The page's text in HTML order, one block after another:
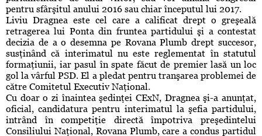
pentru sfârşitul anului 2016 sau chiar începutul lui 2017.
Liviu Dragnea este cel care a calificat drept o greşeală
retragerea lui Ponta din fruntea partidului şi a contestat
decizia de a o desemna pe Rovana Plumb drept succesor,
susţinând că interimatul nu este reglementat în statutul
formaţiunii, iar pasul în spate făcut de premier lasă un loc
gol la vârful PSD. El a pledat pentru tranşarea problemei de
către Comitetul Executiv Naţional.
Cu doar o zi înaintea şedinţei CExN, Dragnea şi-a anunţat,
oficial, candidatura pentru interimatul la şefia partidului,
intrând în competiţie directă împotriva preşedintelui
Consiliului Naţional, Rovana Plumb, care a condus partidul